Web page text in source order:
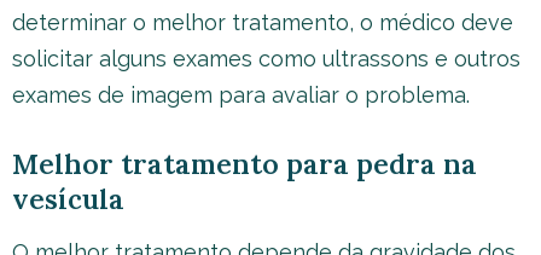
determinar o melhor tratamento, o médico deve
solicitar alguns exames como ultrassons e outros
exames de imagem para avaliar o problema.
Melhor tratamento para pedra na
vesícula